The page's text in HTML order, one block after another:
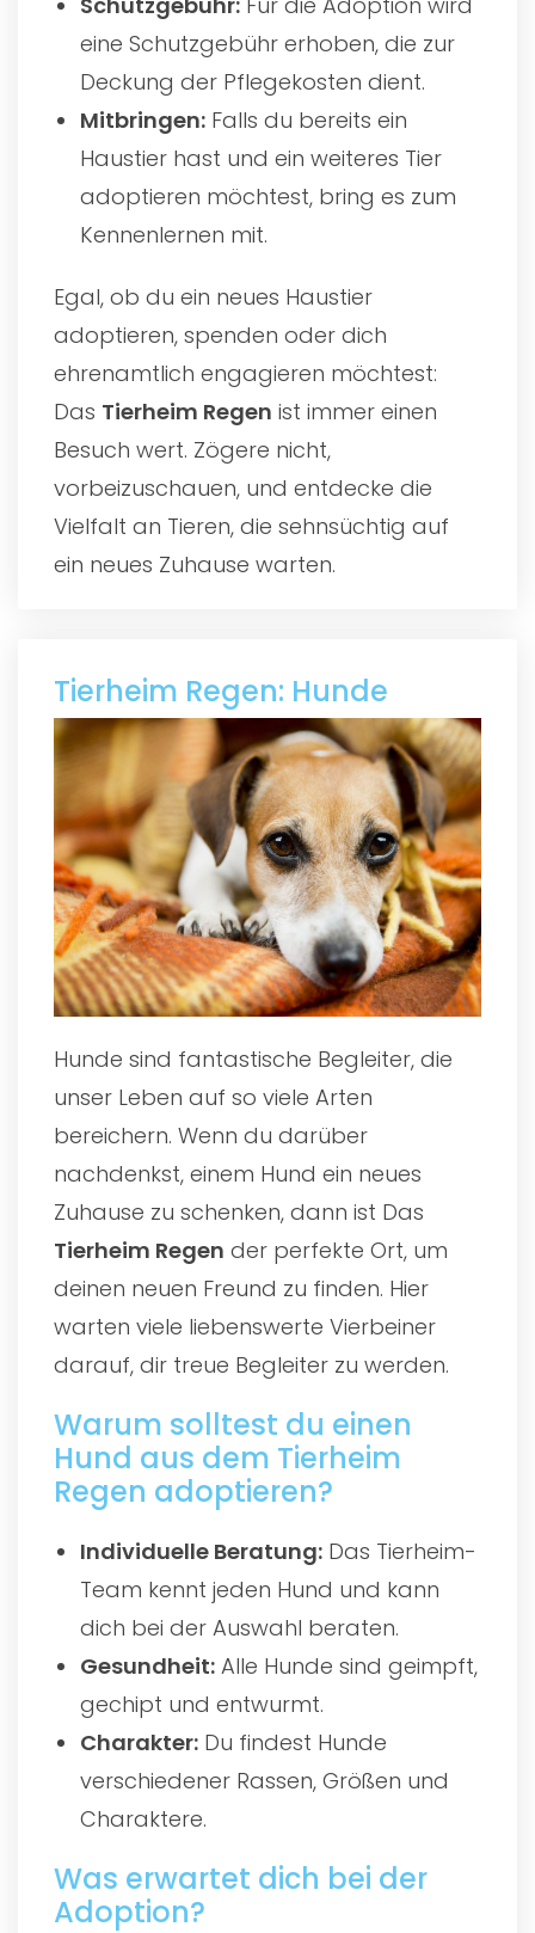
eine Schutzgebühr erhoben, die zur
Deckung der Pflegekosten dient.
Mitbringen: Falls du bereits ein
Haustier hast und ein weiteres Tier
adoptieren möchtest, bring es zum
Kennenlernen mit.
Egal, ob du ein neues Haustier
adoptieren, spenden oder dich
ehrenamtlich engagieren möchtest:
Das Tierheim Regen ist immer einen
Besuch wert. Zögere nicht,
vorbeizuschauen, und entdecke die
Vielfalt an Tieren, die sehnsüchtig auf
ein neues Zuhause warten.
Tierheim Regen: Hunde
Hunde sind fantastische Begleiter, die
unser Leben auf so viele Arten
bereichern. Wenn du darüber
nachdenkst, einem Hund ein neues
Zuhause zu schenken, dann ist Das
Tierheim Regen der perfekte Ort, um
deinen neuen Freund zu finden. Hier
warten viele liebenswerte Vierbeiner
darauf, dir treue Begleiter zu werden.
Warum solltest du einen
Hund aus dem Tierheim
Regen adoptieren?
Individuelle Beratung: Das Tierheim-
Team kennt jeden Hund und kann
dich bei der Auswahl beraten.
Gesundheit: Alle Hunde sind geimpft,
gechipt und entwurmt.
Charakter: Du findest Hunde
verschiedener Rassen, Größen und
Charaktere.
Was erwartet dich bei der
Adoption?